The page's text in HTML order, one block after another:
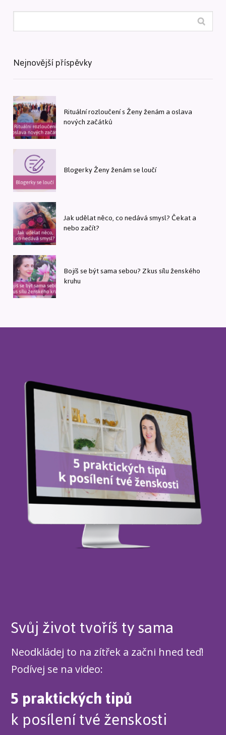
Nejnovější příspěvky
Rituální rozloučení s Ženy ženám a oslava
nových začátků
Blogerky Ženy ženám se loučí
Jak udělat něco, co nedává smysl? Čekat a
nebo začít?
Bojíš se být sama sebou? Zkus sílu ženského
kruhu
Svůj život tvoříš ty sama
Neodkládej to na zítřek a začni hned teď!
Podívej se na video:
5 praktických tipů
k posílení tvé ženskosti